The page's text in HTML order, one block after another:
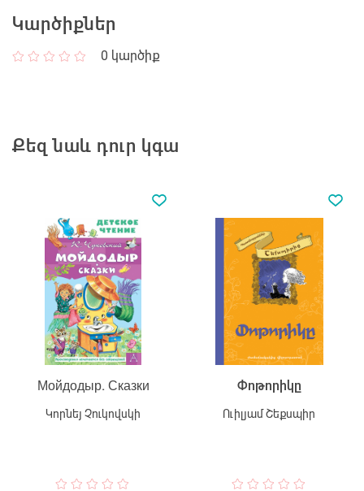
Կարծիքներ
0 կարծիք
Քեզ նաև դուր կգա
Мойдодыр. Сказки
Կորնեյ Չուկովսկի
Փոթորիկը
Ուիլյամ Շեքսպիր